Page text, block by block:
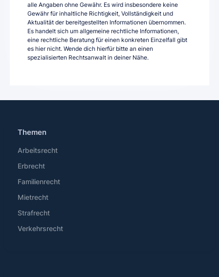
alle Angaben ohne Gewähr. Es wird insbesondere keine
Gewähr für inhaltliche Richtigkeit, Vollständigkeit und
Aktualität der bereitgestellten Informationen übernommen.
Es handelt sich um allgemeine rechtliche Informationen,
eine rechtliche Beratung für einen konkreten Einzelfall gibt
es hier nicht. Wende dich hierfür bitte an einen
spezialisierten Rechtsanwalt in deiner Nähe.
Themen
Arbeitsrecht
Erbrecht
Familienrecht
Mietrecht
Strafrecht
Verkehrsrecht